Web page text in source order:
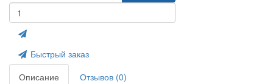
Быстрый заказ
Описание
Отзывов (0)